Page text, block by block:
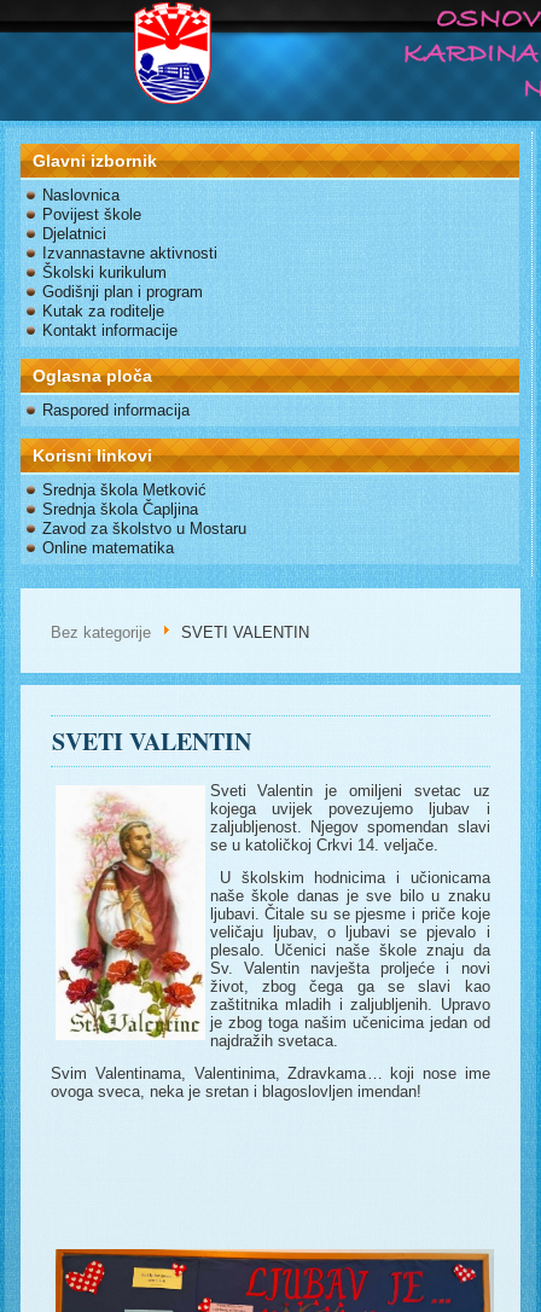
Glavni izbornik
Naslovnica
Povijest škole
Djelatnici
Izvannastavne aktivnosti
Školski kurikulum
Godišnji plan i program
Kutak za roditelje
Kontakt informacije
Oglasna ploča
Raspored informacija
Korisni linkovi
Srednja škola Metković
Srednja škola Čapljina
Zavod za školstvo u Mostaru
Online matematika
Bez kategorije SVETI VALENTIN
SVETI VALENTIN
Sveti Valentin je omiljeni svetac uz
kojega uvijek povezujemo ljubav i
zaljubljenost. Njegov spomendan slavi
se u katoličkoj Crkvi 14. veljače.
U školskim hodnicima i učionicama
naše škole danas je sve bilo u znaku
ljubavi. Čitale su se pjesme i priče koje
veličaju ljubav, o ljubavi se pjevalo i
plesalo. Učenici naše škole znaju da
Sv. Valentin navješta proljeće i novi
život, zbog čega ga se slavi kao
zaštitnika mladih i zaljubljenih. Upravo
je zbog toga našim učenicima jedan od
najdražih svetaca.
Svim Valentinama, Valentinima, Zdravkama… koji nose ime
ovoga sveca, neka je sretan i blagoslovljen imendan!